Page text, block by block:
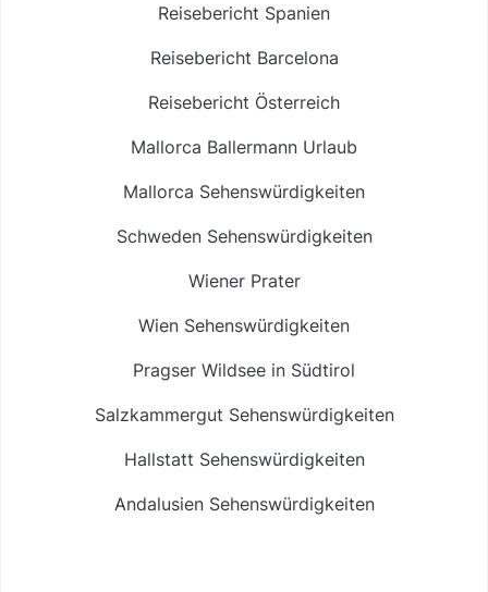
Reisebericht Spanien
Reisebericht Barcelona
Reisebericht Österreich
Mallorca Ballermann Urlaub
Mallorca Sehenswürdigkeiten
Schweden Sehenswürdigkeiten
Wiener Prater
Wien Sehenswürdigkeiten
Pragser Wildsee in Südtirol
Salzkammergut Sehenswürdigkeiten
Hallstatt Sehenswürdigkeiten
Andalusien Sehenswürdigkeiten